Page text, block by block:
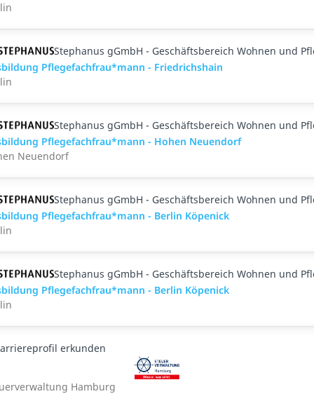
Stephanus gGmbH - Geschäftsbereich Wohnen und
Pflegefachfrau*mann - Friedrichshain
Stephanus gGmbH - Geschäftsbereich Wohnen und
Pflegefachfrau*mann - Hohen Neuendorf
Neuendorf
Stephanus gGmbH - Geschäftsbereich Wohnen und
Pflegefachfrau*mann - Berlin Köpenick
Stephanus gGmbH - Geschäftsbereich Wohnen und
Pflegefachfrau*mann - Berlin Köpenick
erkunden
Hamburg